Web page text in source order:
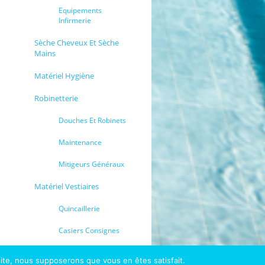
Equipements
Infirmerie
Sèche Cheveux Et Sèche
Mains
Matériel Hygiène
Robinetterie
Douches Et Robinets
Maintenance
Mitigeurs Généraux
Matériel Vestiaires
Quincaillerie
Casiers Consignes
nous supposerons que vous en êtes satisfait.